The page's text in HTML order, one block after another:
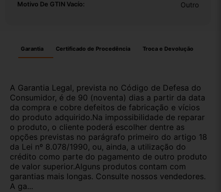
Motivo De GTIN Vacío: Outro
Garantia Certificado de Procedência Troca e Devolução
A Garantia Legal, prevista no Código de Defesa do
Consumidor, é de 90 (noventa) dias a partir da data
da compra e cobre defeitos de fabricação e vícios
do produto adquirido.Na impossibilidade de reparar
o produto, o cliente poderá escolher dentre as
opções previstas no parágrafo primeiro do artigo 18
da Lei nº 8.078/1990, ou, ainda, a utilização do
crédito como parte do pagamento de outro produto
de valor superior.Alguns produtos contam com
garantias mais longas. Consulte nossos vendedores.
A ga...